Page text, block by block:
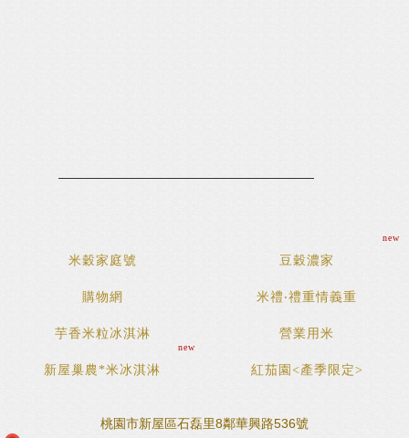
米穀家庭號
new
豆穀濃家
購物網 米禮‧禮重情義重
芋香米粒冰淇淋 營業用米
new
新屋巢農*米冰淇淋 紅茄園<產季限定>
桃園市新屋區石磊里8鄰華興路536號